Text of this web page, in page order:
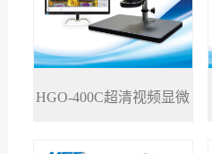
HGO-400C超清视频显微